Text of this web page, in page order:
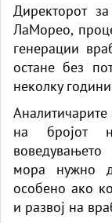
Директорот
ЛаМорео,
генерации
остане без
неколку
на бројот
мора нужно
особено ако
и развој на